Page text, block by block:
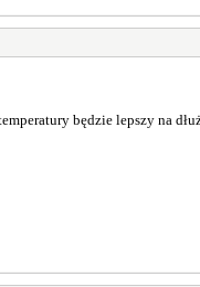
będzie lepszy na